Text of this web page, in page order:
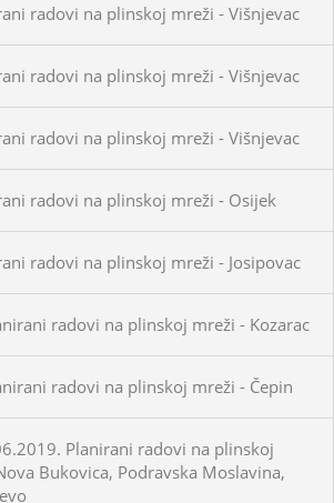
radovi na plinskoj mreži - Višnjevac
radovi na plinskoj mreži - Višnjevac
radovi na plinskoj mreži - Višnjevac
radovi na plinskoj mreži - Osijek
radovi na plinskoj mreži - Josipovac
radovi na plinskoj mreži - Kozarac
radovi na plinskoj mreži - Čepin
Planirani radovi na plinskoj
Bukovica, Podravska Moslavina,